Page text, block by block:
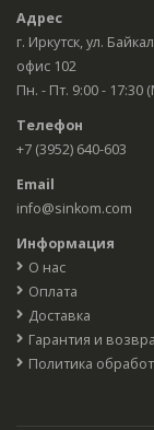
Адрес
г. Иркутск, ул.
офис 102
Пн. - Пт. 9:00 - 17:30
Телефон
+7 (3952) 640-603
Email
info@sinkom.com
Информация
О нас
Оплата
Доставка
Гарантия и
Политика